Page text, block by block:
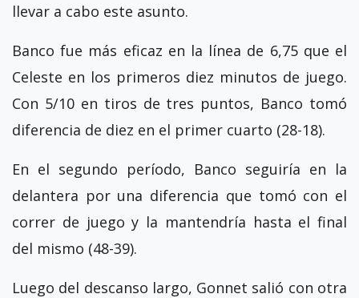
llevar a cabo este asunto.
Banco fue más eficaz en la línea de 6,75 que el
Celeste en los primeros diez minutos de juego.
Con 5/10 en tiros de tres puntos, Banco tomó
diferencia de diez en el primer cuarto (28-18).
En el segundo período, Banco seguiría en la
delantera por una diferencia que tomó con el
correr de juego y la mantendría hasta el final
del mismo (48-39).
Luego del descanso largo, Gonnet salió con otra